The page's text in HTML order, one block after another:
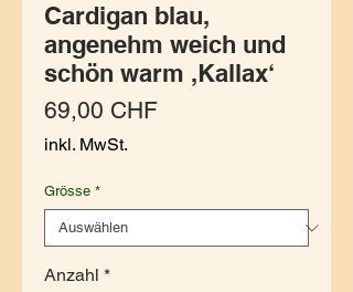
Cardigan blau,
angenehm weich und
schön warm ,Kallax‘
69,00 CHFPreis
inkl. MwSt.
Grösse *
Anzahl *